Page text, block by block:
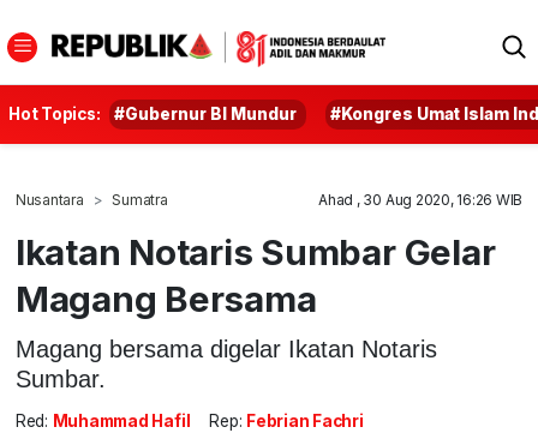
Hot Topics: #Gubernur BI Mundur #Kongres Umat Islam
Nusantara Sumatra Ahad , 30 Aug 2020, 16:26 WIB
Ikatan Notaris Sumbar Gelar
Magang Bersama
Magang bersama digelar Ikatan Notaris
Sumbar.
Red: Muhammad Hafil Rep: Febrian Fachri